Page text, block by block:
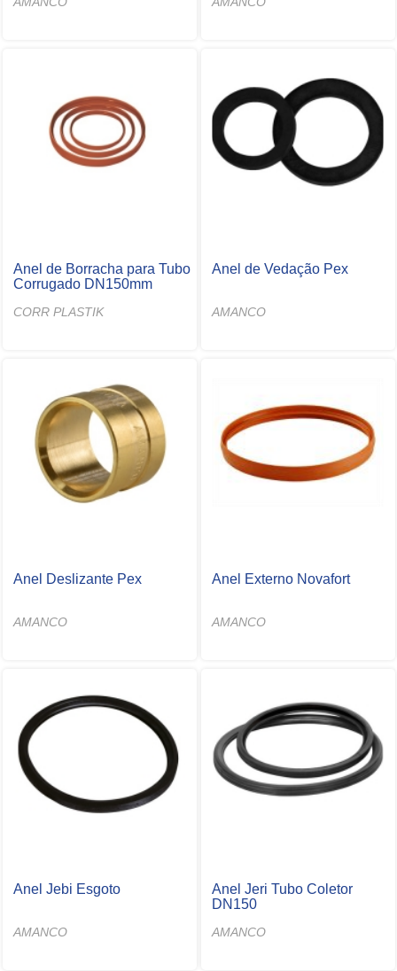
Anel de Borracha para Tubo
Corrugado DN150mm
CORR PLASTIK
Anel de Vedação Pex
AMANCO
Anel Deslizante Pex
AMANCO
Anel Externo Novafort
AMANCO
Anel Jebi Esgoto
AMANCO
Anel Jeri Tubo Coletor
DN150
AMANCO